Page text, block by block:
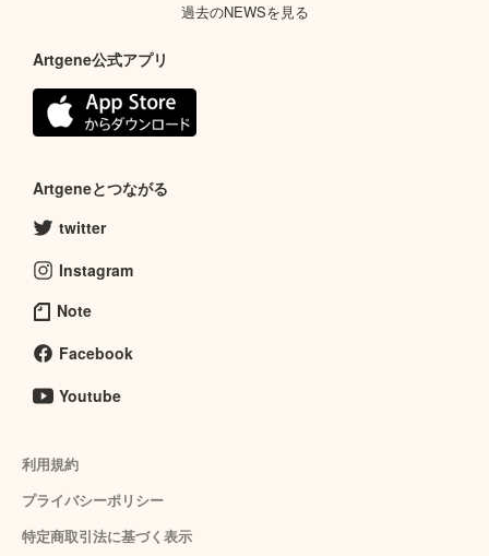
過去のNEWSを見る
Artgene公式アプリ
Artgeneとつながる
twitter
Instagram
Note
Facebook
Youtube
利用規約
プライバシーポリシー
特定商取引法に基づく表示